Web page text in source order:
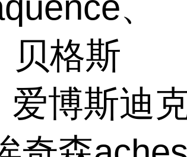
贝格斯
爱博斯迪